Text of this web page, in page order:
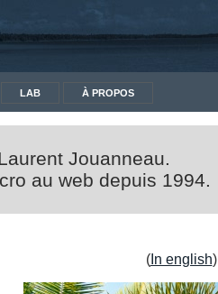
LAB À PROPOS
Jouanneau.
au web depuis 1994.
(In english)